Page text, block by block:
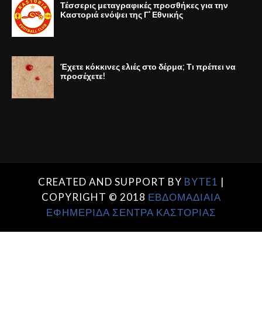
Τέσσερις μεταγραφικές προσθήκες για την
Καστοριά ενόψει της Γ' Εθνικής
Έχετε κόκκινες ελιές στο δέρμα; Τι πρέπει να
προσέχετε!
CREATED AND SUPPORT BY BYTE1 |
COPYRIGHT © 2018 ΕΒΔΟΜΑΔΙΑΙΑ
ΕΦΗΜΕΡΙΔΑ ΣΕΝΤΡΑ ΚΑΣΤΟΡΙΑΣ